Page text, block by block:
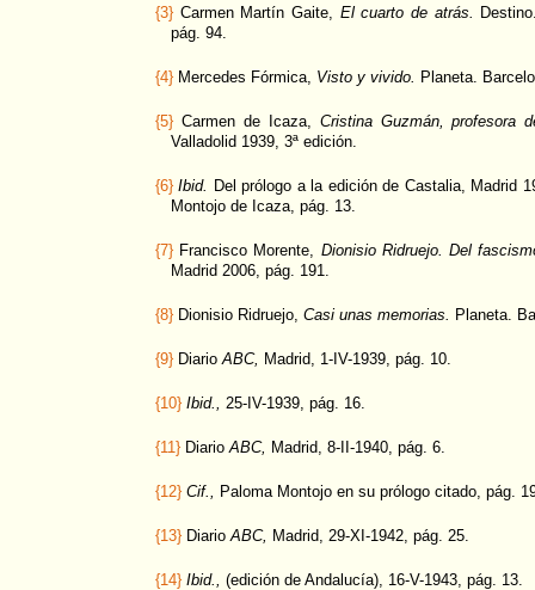
{3} Carmen Martín Gaite, El cuarto de atrás.
pág. 94.
{4} Mercedes Fórmica, Visto y vivido. Planeta.
{5} Carmen de Icaza, Cristina Guzmán, profesora
Valladolid 1939, 3ª edición.
{6} Ibid.
Del prólogo a la edición de Castalia, Madrid
Montojo de Icaza, pág. 13.
{7} Francisco Morente, Dionisio Ridruejo. Del
Madrid 2006, pág. 191.
{8} Dionisio Ridruejo, Casi unas memorias. Planeta.
{9} Diario ABC, Madrid, 1-IV-1939, pág. 10.
{10} Ibid., 25-IV-1939, pág. 16.
{11} Diario ABC, Madrid, 8-II-1940, pág. 6.
{12} Cif., Paloma Montojo en su prólogo citado, pág.
{13} Diario ABC, Madrid, 29-XI-1942, pág. 25.
{14} Ibid., (edición de Andalucía), 16-V-1943, pág. 13.